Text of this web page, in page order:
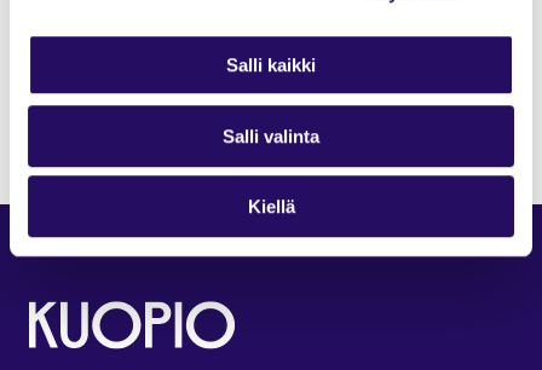
Salli kaikki
Salli valinta
Kiellä
pyytämällä sähköpostiosoitteesta taidemuseo@kuopio.fi.
Teos: Kari Juutilainen, Läpivalaisu 2005-2007, Kuva: Hannu
Miettinen. KUMMAn kokoelmat.